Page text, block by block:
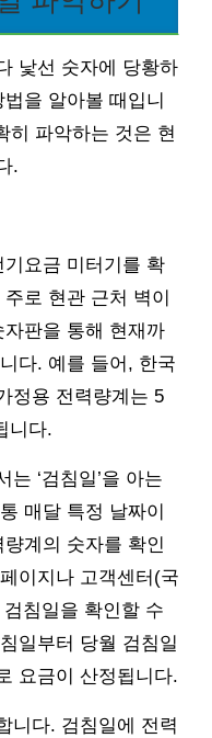
낯선 숫자에 당황하
을 알아볼 때입니
히 파악하는 것은 현
.
요금 미터기를 확
로 현관 근처 벽이
판을 통해 현재까
다. 예를 들어, 한국
정용 전력량계는 5
니다.
‘검침일’을 아는
매달 특정 날짜이
계의 숫자를 확인
이지나 고객센터(국
침일을 확인할 수
일부터 당월 검침일
요금이 산정됩니다.
니다. 검침일에 전력